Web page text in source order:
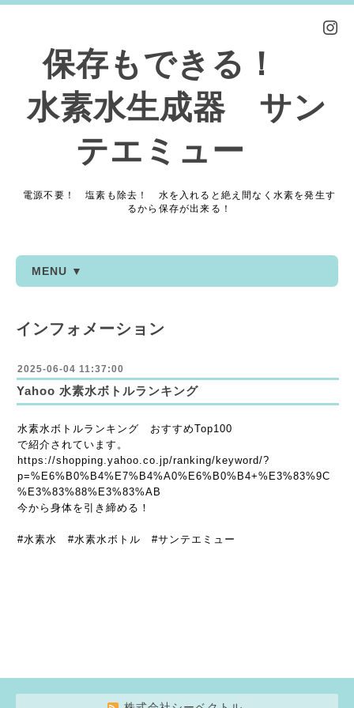
保存もできる！
水素水生成器 サン
テエミュー
電源不要！ 塩素も除去！ 水を入れると絶え間なく水素を発生す
るから保存が出来る！
MENU ▼
インフォメーション
2025-06-04 11:37:00
Yahoo 水素水ボトルランキング
水素水ボトルランキング おすすめTop100
で紹介されています。
https://shopping.yahoo.co.jp/ranking/keyword/?
p=%E6%B0%B4%E7%B4%A0%E6%B0%B4+%E3%83%9C
%E3%83%88%E3%83%AB
今から身体を引き締める！
#水素水 #水素水ボトル #サンテエミュー